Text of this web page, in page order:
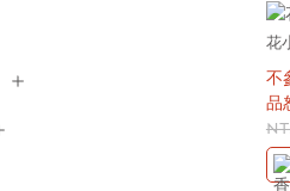
花
不
品